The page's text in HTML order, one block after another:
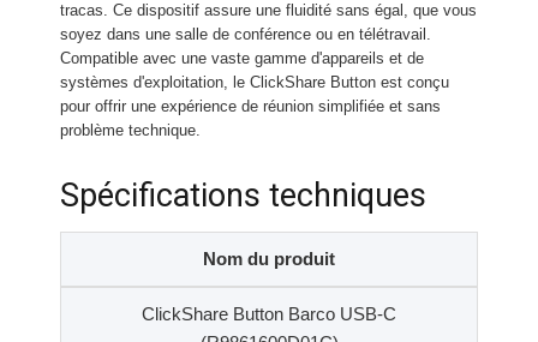
tracas. Ce dispositif assure une fluidité sans égal, que vous
soyez dans une salle de conférence ou en télétravail.
Compatible avec une vaste gamme d'appareils et de
systèmes d'exploitation, le ClickShare Button est conçu
pour offrir une expérience de réunion simplifiée et sans
problème technique.
Spécifications techniques
Nom du produit
ClickShare Button Barco USB-C